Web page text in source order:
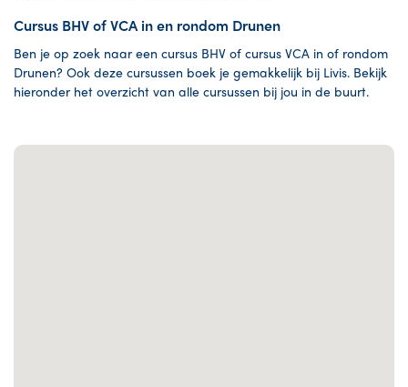
Cursus BHV of VCA in en rondom Drunen
Ben je op zoek naar een cursus BHV of cursus VCA in of rondom
Drunen? Ook deze cursussen boek je gemakkelijk bij Livis. Bekijk
hieronder het overzicht van alle cursussen bij jou in de buurt.